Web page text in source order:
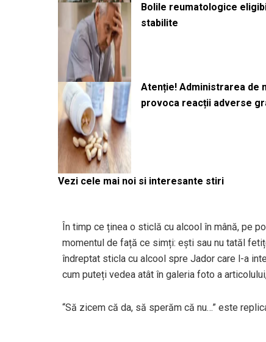
Bolile reumatologice
stabilite
Atenție! Administrarea de
provoca reacții adverse
Vezi cele mai noi si interesante stiri
În timp ce ținea o sticlă cu alcool în mână, pe
momentul de față ce simți: ești sau nu tatăl
îndreptat sticla cu alcool spre Jador care l-a
cum puteți vedea atât în galeria foto a
“Să zicem că da, să sperăm că nu…” este